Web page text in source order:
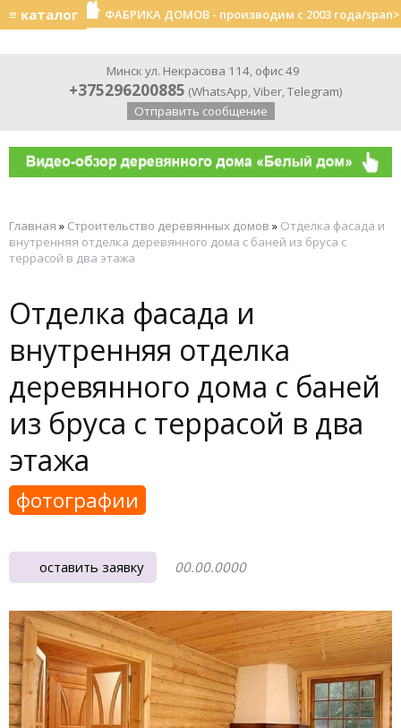
≡ каталог ФАБРИКА ДОМОВ - производим с 2003 года/span>
Минск ул. Некрасова 114, офис 49
+375296200885 (WhatsApp,Viber,Telegram)
Отправить сообщение
Главная » Строительство деревянных домов » Отделка фасада и
внутренняя отделка деревянного дома с баней из бруса с
террасой в два этажа
Отделка фасада и
внутренняя отделка
деревянного дома с баней
из бруса с террасой в два
этажа
фотографии
оставить заявку 00.00.0000